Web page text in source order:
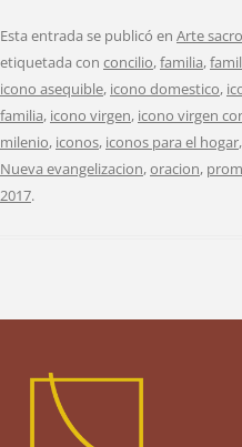
Esta entrada se publicó en Arte sacro
etiquetada con concilio,familia,
icono asequible, icono domestico,
familia, icono virgen, icono virgen
milenio, iconos, iconos para el hogar,
Nueva evangelizacion,oracion,
2017.